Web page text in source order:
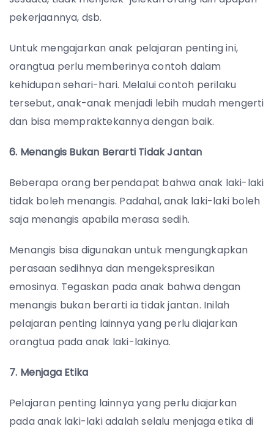
pekerjaannya, dsb.
Untuk mengajarkan anak pelajaran penting ini,
orangtua perlu memberinya contoh dalam
kehidupan sehari-hari. Melalui contoh perilaku
tersebut, anak-anak menjadi lebih mudah mengerti
dan bisa mempraktekannya dengan baik.
6. Menangis Bukan Berarti Tidak Jantan
Beberapa orang berpendapat bahwa anak laki-laki
tidak boleh menangis. Padahal, anak laki-laki boleh
saja menangis apabila merasa sedih.
Menangis bisa digunakan untuk mengungkapkan
perasaan sedihnya dan mengekspresikan
emosinya. Tegaskan pada anak bahwa dengan
menangis bukan berarti ia tidak jantan. Inilah
pelajaran penting lainnya yang perlu diajarkan
orangtua pada anak laki-lakinya.
7. Menjaga Etika
Pelajaran penting lainnya yang perlu diajarkan
pada anak laki-laki adalah selalu menjaga etika di